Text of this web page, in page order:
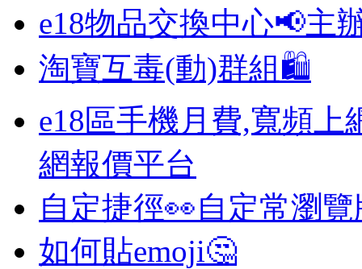
e18物品交換中心📢主
淘寶互毒(動)群組🛍️
e18區手機月費,寬頻上
網報價平台
自定捷徑👀自定常瀏
如何貼emoji🤔